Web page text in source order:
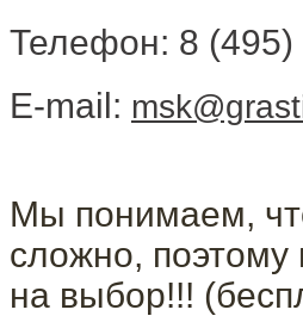
Телефон: 8
E-mail:
Мы понимаем,
сложно,
на выбор!!!